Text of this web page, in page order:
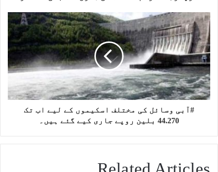
#آبی وسائل کی مختلف اسکیموں کے لیے اب تک
44.270 بلین روپے جاری کیے گئے ہیں۔